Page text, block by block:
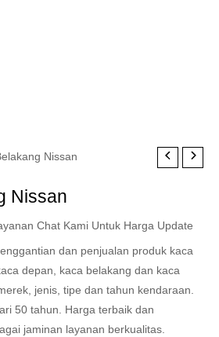
Nissan
Nissan
Chat Kami Untuk Harga Update
dan penjualan produk kaca
depan, kaca belakang dan kaca
jenis, tipe dan tahun kendaraan.
50 tahun. Harga terbaik dan
jaminan layanan berkualitas.